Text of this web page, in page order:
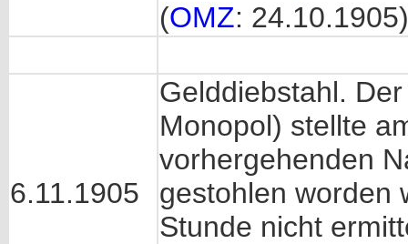
(OMZ: 24.10.1905)
6.11.1905
Gelddiebstahl.
Monopol) stellte
vorhergehenden
gestohlen worden
Stunde nicht